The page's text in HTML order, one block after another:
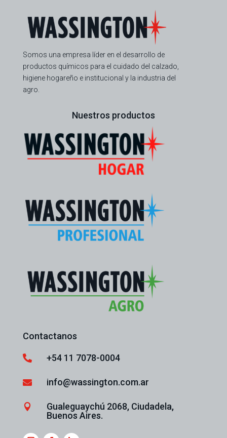
Somos una empresa líder en el desarrollo de
productos químicos para el cuidado del calzado,
higiene hogareño e institucional y la industria del
agro.
Nuestros productos
Contactanos
 +54 11 7078-0004
 info@wassington.com.ar

Gualeguaychú 2068, Ciudadela,
Buenos Aires.